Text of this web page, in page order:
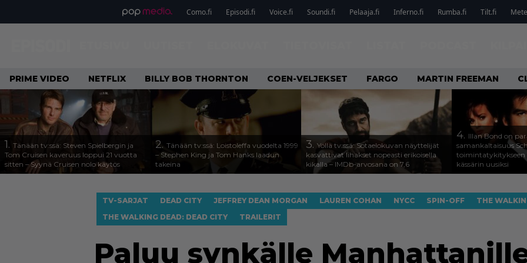
Como.fi Episodi.fi Voice.fi Soundi.fi Pelaaja.fi Inferno.fi Rumba.fi Tilt.fi
PRIME VIDEO NETFLIX BILLY BOB THORNTON COEN-VELJEKSET FARGO MARTIN FREEMAN
1. Tänään tv:ssä: Steven Spielbergin ja
Tom Cruisen kaveruus loppui 21 vuotta
sitten – Syynä Cruisen nolo käytös
2. Tänään tv:ssä: Loistoleffa vuodelta 1999
– Stephen King ja Tom Hanks laadun
takeina
3. Yöllä tv:ssä: Sotaelokuvan näyttelijät
kasvattivat lihakset nopeasti erikoisella
kikalla – IMDb-arvosana on 7,6
4. Illan Bond on
samankaltaisuus
toimintatykitykseen
kässärin uusiksi
TV-SARJAT DEAD CITY JEFFREY DEAN MORGAN LAUREN COHAN NYCC SPIN-OFF
THE
THE WALKING DEAD: DEAD CITY
TRAILERIT
Paluu synkälle